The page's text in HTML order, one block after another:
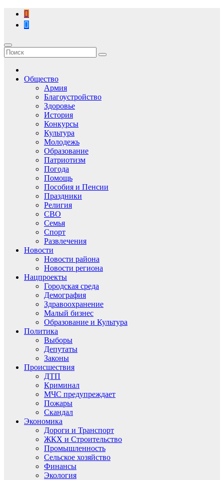
Перейти
содержимому
Общество
Армия
Благоустройство
Здоровье
История
Конкурсы
Культура
Молодежь
Образование
Патриотизм
Погода
Помощь
Пособия и Пенсии
Праздники
Религия
СВО
Семья
Спорт
Развлечения
Новости
Новости района
Новости региона
Нацпроекты
Городская среда
Демография
Здравоохранение
Малый бизнес
Образование и Культура
Политика
Выборы
Депутаты
Законы
Происшествия
ДТП
Криминал
МЧС предупреждает
Пожары
Скандал
Экономика
Дороги и Транспорт
ЖКХ и Строительство
Промышленность
Сельское хозяйство
Финансы
Экология